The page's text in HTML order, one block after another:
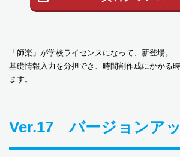
「師楽」が学校ライセンスになって、新登場。
基礎情報入力を分担でき、時間割作成にかかる
ます。
Ver.17 バージョンア